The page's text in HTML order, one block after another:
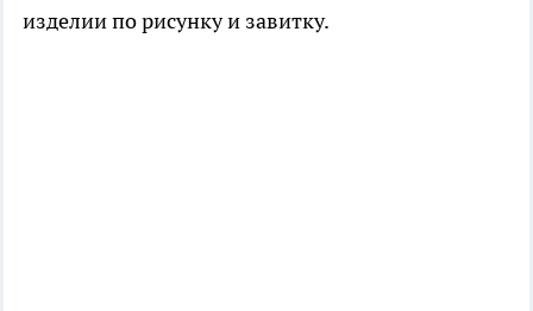
изделии по рисунку и завитку.